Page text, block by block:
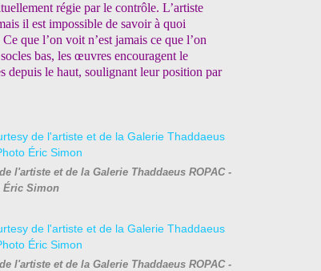
régie par le contrôle. L’artiste
il est impossible de savoir à quoi
que l’on voit n’est jamais ce que l’on
bas, les œuvres encouragent le
depuis le haut, soulignant leur position par
l'artiste et de la Galerie Thaddaeus ROPAC -
Éric Simon
l'artiste et de la Galerie Thaddaeus ROPAC -